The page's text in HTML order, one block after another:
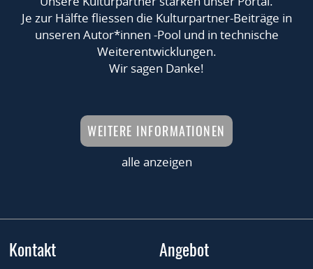
Je zur Hälfte fliessen die Kulturpartner-Beiträge in
unseren Autor*innen -Pool und in technische
Weiterentwicklungen.
Wir sagen Danke!
WEITERE INFORMATIONEN
alle anzeigen
Kontakt Angebot